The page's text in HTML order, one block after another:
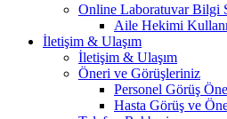
Online Laboratuvar Bilgi
Aile Hekimi
İletişim & Ulaşım
İletişim & Ulaşım
Öneri ve Görüşleriniz
Personel Görüş
Hasta Görüş ve